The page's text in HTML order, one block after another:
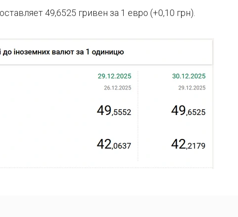
49,6525 гривен за 1 евро (+0,10 грн).